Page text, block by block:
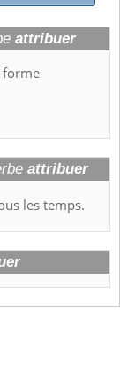
attribuer
forme
attribuer
les temps.